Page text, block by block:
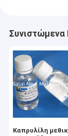
Συνιστώμενα
Καπρυλίλη